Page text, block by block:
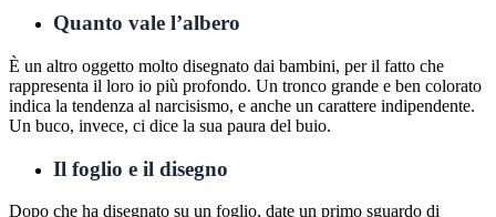
Quanto vale l’albero
È un altro oggetto molto disegnato dai bambini, per il fatto che
rappresenta il loro io più profondo. Un tronco grande e ben colorato
indica la tendenza al narcisismo, e anche un carattere indipendente.
Un buco, invece, ci dice la sua paura del buio.
Il foglio e il disegno
Dopo che ha disegnato su un foglio, date un primo sguardo di